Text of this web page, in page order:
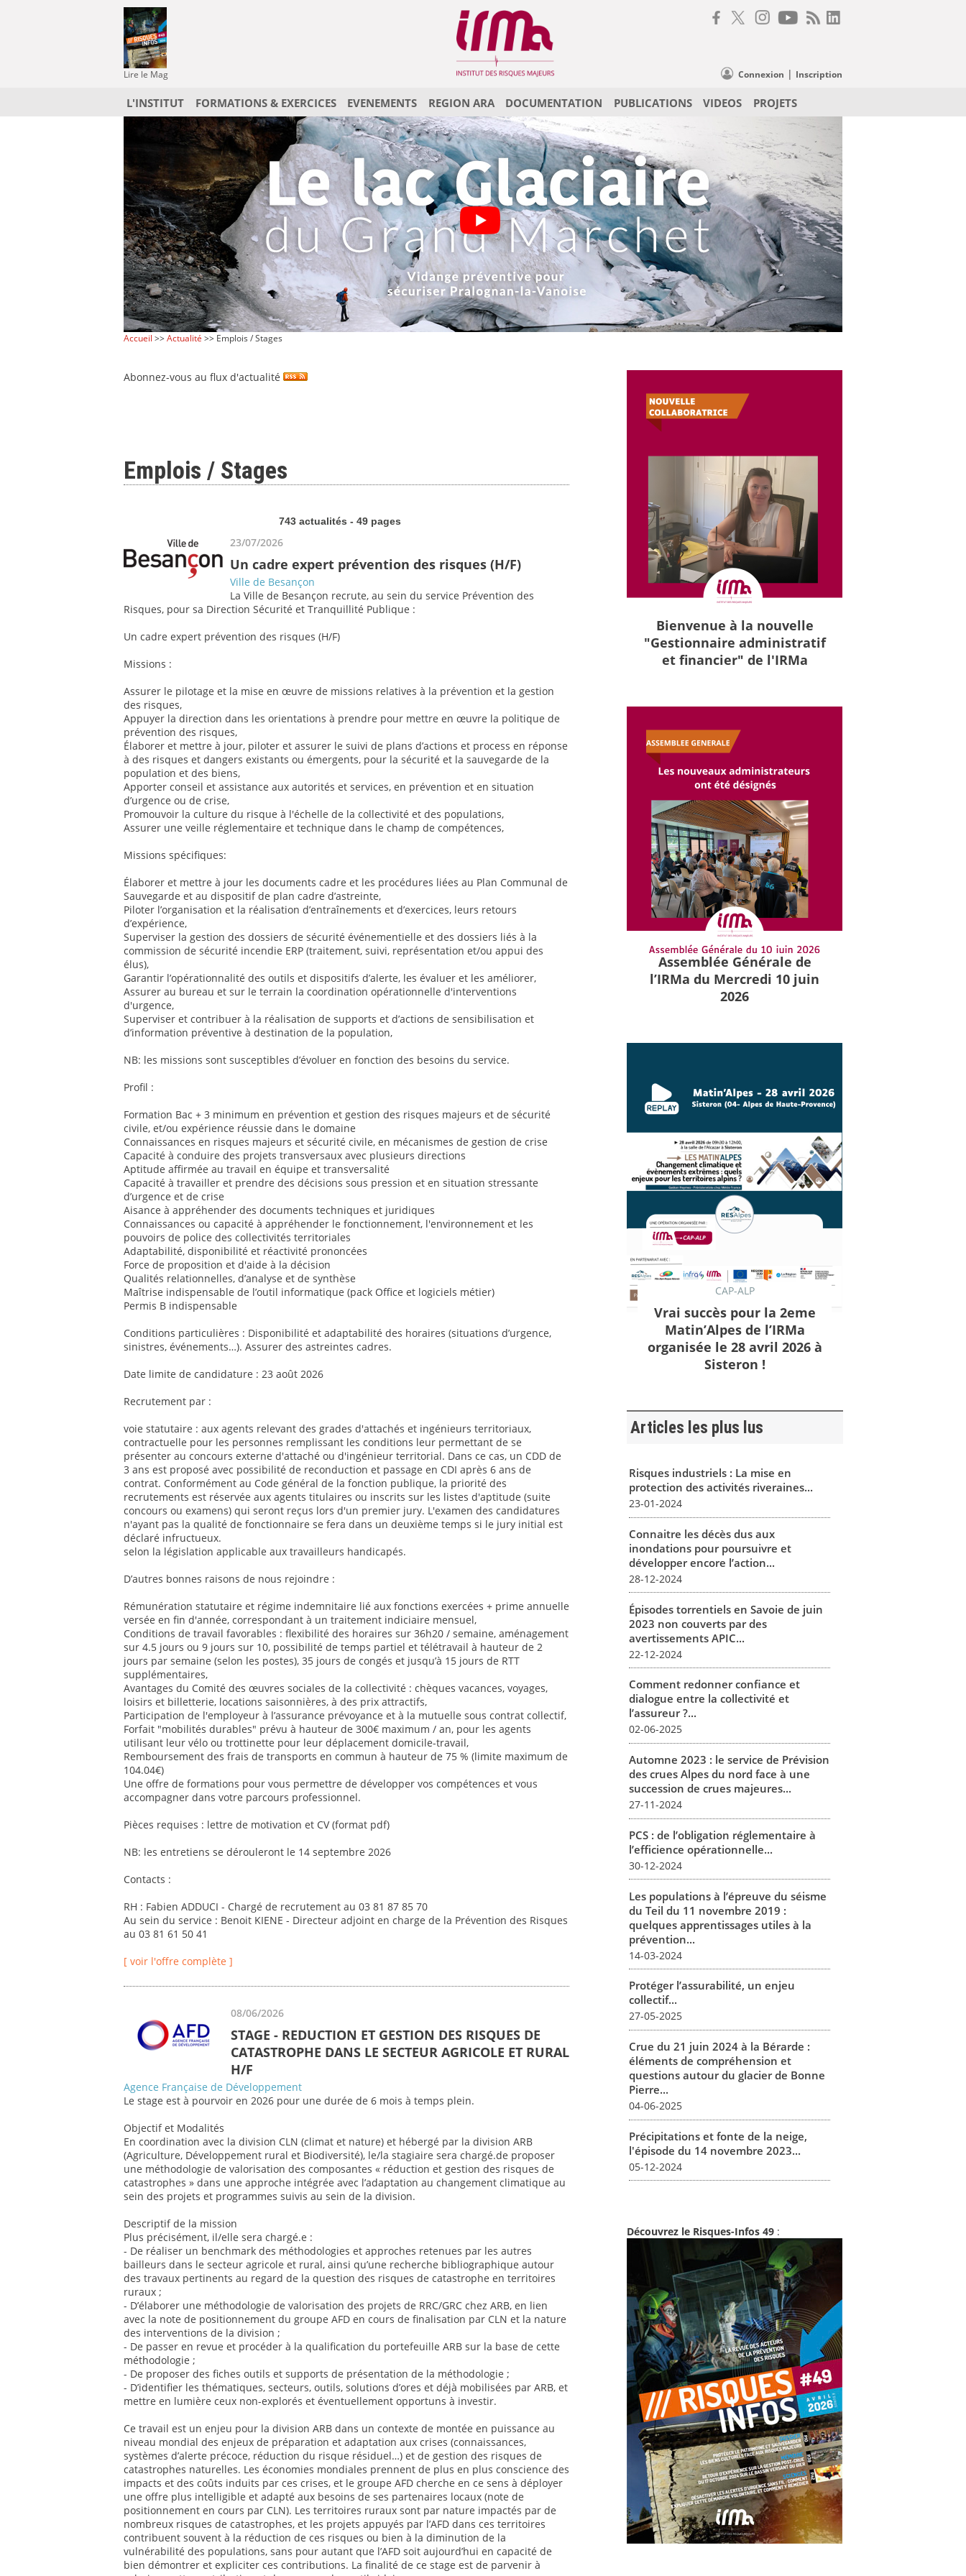
Lire le Mag Connexion | Inscription
L'INSTITUT FORMATIONS & EXERCICES EVENEMENTS REGION ARA DOCUMENTATION PUBLICATIONS VIDEOS PROJETS
Accueil >>Actualité >> Emplois / Stages
Abonnez-vous au flux d'actualité
Emplois / Stages
743 actualités - 49 pages
23/07/2026
Un cadre expert prévention des risques (H/F)
Ville de Besançon
La Ville de Besançon recrute, au sein du service Prévention des
Risques, pour sa Direction Sécurité et Tranquillité Publique :
Un cadre expert prévention des risques (H/F)
Missions :
Assurer le pilotage et la mise en œuvre de missions relatives à la prévention et la gestion
des risques,
Appuyer la direction dans les orientations à prendre pour mettre en œuvre la politique de
prévention des risques,
Élaborer et mettre à jour, piloter et assurer le suivi de plans d’actions et process en réponse
à des risques et dangers existants ou émergents, pour la sécurité et la sauvegarde de la
population et des biens,
Apporter conseil et assistance aux autorités et services, en prévention et en situation
d’urgence ou de crise,
Promouvoir la culture du risque à l'échelle de la collectivité et des populations,
Assurer une veille réglementaire et technique dans le champ de compétences,
Missions spécifiques:
Élaborer et mettre à jour les documents cadre et les procédures liées au Plan Communal de
Sauvegarde et au dispositif de plan cadre d’astreinte,
Piloter l’organisation et la réalisation d’entraînements et d’exercices, leurs retours
d’expérience,
Superviser la gestion des dossiers de sécurité événementielle et des dossiers liés à la
commission de sécurité incendie ERP (traitement, suivi, représentation et/ou appui des
élus),
Garantir l’opérationnalité des outils et dispositifs d’alerte, les évaluer et les améliorer,
Assurer au bureau et sur le terrain la coordination opérationnelle d'interventions
d'urgence,
Superviser et contribuer à la réalisation de supports et d’actions de sensibilisation et
d’information préventive à destination de la population,
NB: les missions sont susceptibles d’évoluer en fonction des besoins du service.
Profil :
Formation Bac + 3 minimum en prévention et gestion des risques majeurs et de sécurité
civile, et/ou expérience réussie dans le domaine
Connaissances en risques majeurs et sécurité civile, en mécanismes de gestion de crise
Capacité à conduire des projets transversaux avec plusieurs directions
Aptitude affirmée au travail en équipe et transversalité
Capacité à travailler et prendre des décisions sous pression et en situation stressante
d’urgence et de crise
Aisance à appréhender des documents techniques et juridiques
Connaissances ou capacité à appréhender le fonctionnement, l'environnement et les
pouvoirs de police des collectivités territoriales
Adaptabilité, disponibilité et réactivité prononcées
Force de proposition et d'aide à la décision
Qualités relationnelles, d’analyse et de synthèse
Maîtrise indispensable de l’outil informatique (pack Office et logiciels métier)
Permis B indispensable
Conditions particulières : Disponibilité et adaptabilité des horaires (situations d’urgence,
sinistres, événements…). Assurer des astreintes cadres.
Date limite de candidature : 23 août 2026
Recrutement par :
voie statutaire : aux agents relevant des grades d'attachés et ingénieurs territoriaux,
contractuelle pour les personnes remplissant les conditions leur permettant de se
présenter au concours externe d'attaché ou d'ingénieur territorial. Dans ce cas, un CDD de
3 ans est proposé avec possibilité de reconduction et passage en CDI après 6 ans de
contrat. Conformément au Code général de la fonction publique, la priorité des
recrutements est réservée aux agents titulaires ou inscrits sur les listes d'aptitude (suite
concours ou examens) qui seront reçus lors d'un premier jury. L'examen des candidatures
n'ayant pas la qualité de fonctionnaire se fera dans un deuxième temps si le jury initial est
déclaré infructueux.
selon la législation applicable aux travailleurs handicapés.
D’autres bonnes raisons de nous rejoindre :
Rémunération statutaire et régime indemnitaire lié aux fonctions exercées + prime annuelle
versée en fin d'année, correspondant à un traitement indiciaire mensuel,
Conditions de travail favorables : flexibilité des horaires sur 36h20 / semaine, aménagement
sur 4.5 jours ou 9 jours sur 10, possibilité de temps partiel et télétravail à hauteur de 2
jours par semaine (selon les postes), 35 jours de congés et jusqu’à 15 jours de RTT
supplémentaires,
Avantages du Comité des œuvres sociales de la collectivité : chèques vacances, voyages,
loisirs et billetterie, locations saisonnières, à des prix attractifs,
Participation de l'employeur à l’assurance prévoyance et à la mutuelle sous contrat collectif,
Forfait "mobilités durables" prévu à hauteur de 300€ maximum / an, pour les agents
utilisant leur vélo ou trottinette pour leur déplacement domicile-travail,
Remboursement des frais de transports en commun à hauteur de 75 % (limite maximum de
104.04€)
Une offre de formations pour vous permettre de développer vos compétences et vous
accompagner dans votre parcours professionnel.
Pièces requises : lettre de motivation et CV (format pdf)
NB: les entretiens se dérouleront le 14 septembre 2026
Contacts :
RH : Fabien ADDUCI - Chargé de recrutement au 03 81 87 85 70
Au sein du service : Benoit KIENE - Directeur adjoint en charge de la Prévention des Risques
au 03 81 61 50 41
[ voir l'offre complète ]
08/06/2026
STAGE - REDUCTION ET GESTION DES RISQUES DE
CATASTROPHE DANS LE SECTEUR AGRICOLE ET RURAL
H/F
Agence Française de Développement
Le stage est à pourvoir en 2026 pour une durée de 6 mois à temps plein.
Objectif et Modalités
En coordination avec la division CLN (climat et nature) et hébergé par la division ARB
(Agriculture, Développement rural et Biodiversité), le/la stagiaire sera chargé.de proposer
une méthodologie de valorisation des composantes « réduction et gestion des risques de
catastrophes » dans une approche intégrée avec l’adaptation au changement climatique au
sein des projets et programmes suivis au sein de la division.
Descriptif de la mission
Plus précisément, il/elle sera chargé.e :
- De réaliser un benchmark des méthodologies et approches retenues par les autres
bailleurs dans le secteur agricole et rural, ainsi qu’une recherche bibliographique autour
des travaux pertinents au regard de la question des risques de catastrophe en territoires
ruraux ;
- D’élaborer une méthodologie de valorisation des projets de RRC/GRC chez ARB, en lien
avec la note de positionnement du groupe AFD en cours de finalisation par CLN et la nature
des interventions de la division ;
- De passer en revue et procéder à la qualification du portefeuille ARB sur la base de cette
méthodologie ;
- De proposer des fiches outils et supports de présentation de la méthodologie ;
- D’identifier les thématiques, secteurs, outils, solutions d’ores et déjà mobilisées par ARB, et
mettre en lumière ceux non-explorés et éventuellement opportuns à investir.
Ce travail est un enjeu pour la division ARB dans un contexte de montée en puissance au
niveau mondial des enjeux de préparation et adaptation aux crises (connaissances,
systèmes d’alerte précoce, réduction du risque résiduel…) et de gestion des risques de
catastrophes naturelles. Les économies mondiales prennent de plus en plus conscience des
impacts et des coûts induits par ces crises, et le groupe AFD cherche en ce sens à déployer
une offre plus intelligible et adapté aux besoins de ses partenaires locaux (note de
positionnement en cours par CLN). Les territoires ruraux sont par nature impactés par de
nombreux risques de catastrophes, et les projets appuyés par l’AFD dans ces territoires
contribuent souvent à la réduction de ces risques ou bien à la diminution de la
vulnérabilité des populations, sans pour autant que l’AFD soit aujourd’hui en capacité de
bien démontrer et expliciter ces contributions. La finalité de ce stage est de parvenir à
Bienvenue à la nouvelle
"Gestionnaire administratif
et financier" de l'IRMa
Assemblée Générale de
l’IRMa du Mercredi 10 juin
2026
CAP-ALP
Vrai succès pour la 2eme
Matin’Alpes de l’IRMa
organisée le 28 avril 2026 à
Sisteron !
Articles les plus lus
Risques industriels : La mise en
protection des activités riveraines...
23-01-2024
Connaitre les décès dus aux
inondations pour poursuivre et
développer encore l’action...
28-12-2024
Épisodes torrentiels en Savoie de juin
2023 non couverts par des
avertissements APIC...
22-12-2024
Comment redonner confiance et
dialogue entre la collectivité et
l’assureur ?...
02-06-2025
Automne 2023 : le service de Prévision
des crues Alpes du nord face à une
succession de crues majeures...
27-11-2024
PCS : de l’obligation réglementaire à
l’efficience opérationnelle...
30-12-2024
Les populations à l’épreuve du séisme
du Teil du 11 novembre 2019 :
quelques apprentissages utiles à la
prévention...
14-03-2024
Protéger l’assurabilité, un enjeu
collectif...
27-05-2025
Crue du 21 juin 2024 à la Bérarde :
éléments de compréhension et
questions autour du glacier de Bonne
Pierre...
04-06-2025
Précipitations et fonte de la neige,
l'épisode du 14 novembre 2023...
05-12-2024
Découvrez le Risques-Infos 49 :